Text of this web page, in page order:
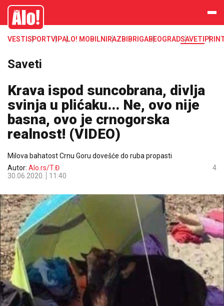
Alo
VESTI SPORTVIPALO! MOBILNI RAZBIBRIGABEOGRADSAVETI
Saveti
Krava ispod suncobrana, divlja
svinja u plićaku... Ne, ovo nije
basna, ovo je crnogorska
realnost! (VIDEO)
Milova bahatost Crnu Goru dovešće do ruba propasti
Autor: Alo.rs/T.Đ
30.06.2020.
11:40
4